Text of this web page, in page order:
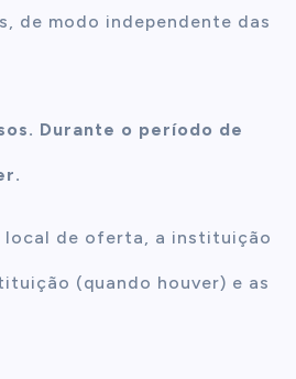
de modo independente das
Durante o período de
local de oferta, a instituição
(quando houver) e as